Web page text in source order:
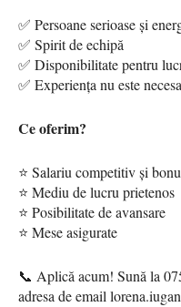
✅ Persoane serioase și
✅ Spirit de echipă
✅ Disponibilitate pentru
✅ Experiența nu este
Ce oferim?
⭐ Salariu competitiv și
⭐ Mediu de lucru prietenos
⭐ Posibilitate de avansare
⭐ Mese asigurate
📞 Aplică acum! Sună la
adresa de email